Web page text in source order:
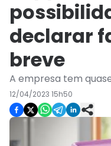
declarar
breve
A empresa tem
12/04/2023 15h50